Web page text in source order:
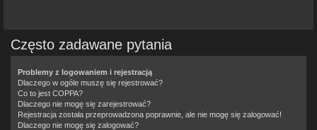
Często zadawane pytania
Problemy z logowaniem i rejestracją
Dlaczego w ogóle muszę się rejestrować?
Co to jest COPPA?
Dlaczego nie mogę się zarejestrować?
Rejestracja została przeprowadzona poprawnie, ale nie mogę się zalogować!
Dlaczego nie mogę się zalogować?